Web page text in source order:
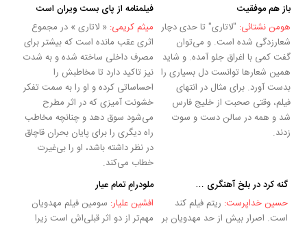
باز هم موفقیت
هومن نشتائی: "لاتاری" تا حدی دچار
شعارزدگی شده است. و می‌توان
گفت کمی با اغراق جلو آمده. و شاید
همین شعارها توانست دل بسیاری را
بدست آورد. برای مثال در انتهای
فیلم، وقتی صحبت از خلیج فارس
شد و همه در سالن دست و سوت
زدند.
فیلمنامه از پای بست ویران است
میثم کریمی: « لاتاری » در مجموع
اثری عقب مانده است که بیشتر برای
مصرف داخلی ساخته شده و به شدت
نیز تاکید دارد تا مخاطبش را
احساساتی کرده و او را به سمت تفکر
خشونت آمیزی که در اثر مطرح
می‌شود سوق دهد و چنانچه مخاطب
راه دیگری را برای پایان بحران قاچاق
در نظر داشته باشد، او را بی‌غیرت
خطاب می‌کند.
گنه کرد در بلخ آهنگری …
حسین خداپرست: ریتم فیلم کند
است. اصرار بیش از حد مهدویان بر
ملودرامِ تمام عیار
افشین علیار: سومین فیلم مهدویان
مهم‌تر از دو اثر قبلی‌اش است زیرا